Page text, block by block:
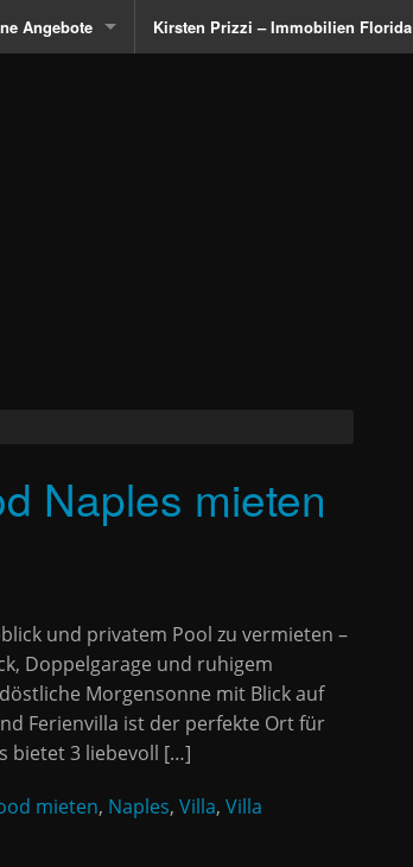
Angebote Kirsten Prizzi – Immobilien Florida
Naples mieten
und privatem Pool zu vermieten –
Doppelgarage und ruhigem
Morgensonne mit Blick auf
Ferienvilla ist der perfekte Ort für
bietet 3 liebevoll […]
mieten, Naples, Villa, Villa